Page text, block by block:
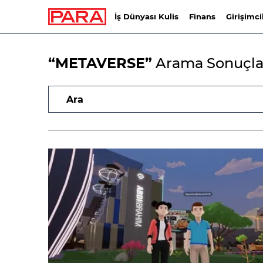
İş Dünyası Kulis Finans
“METAVERSE” Arama